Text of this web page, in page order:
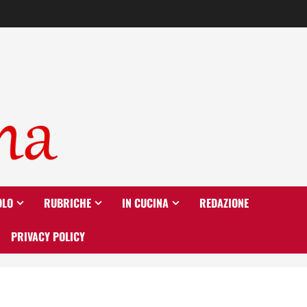
RUBRICHE IN CUCINA REDAZIONE
PRIVACY POLICY